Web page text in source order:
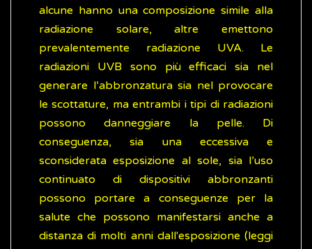
alcune hanno una composizione simile alla
radiazione solare, altre emettono
prevalentemente radiazione UVA. Le
radiazioni UVB sono più efficaci sia nel
generare l’abbronzatura sia nel provocare
le scottature, ma entrambi i tipi di radiazioni
possono danneggiare la pelle. Di
conseguenza, sia una eccessiva e
sconsiderata esposizione al sole, sia l’uso
continuato di dispositivi abbronzanti
possono portare a conseguenze per la
salute che possono manifestarsi anche a
distanza di molti anni dall'esposizione (leggi